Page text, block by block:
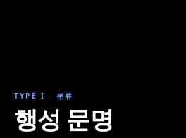
TYPE I · 분류
행성 문명